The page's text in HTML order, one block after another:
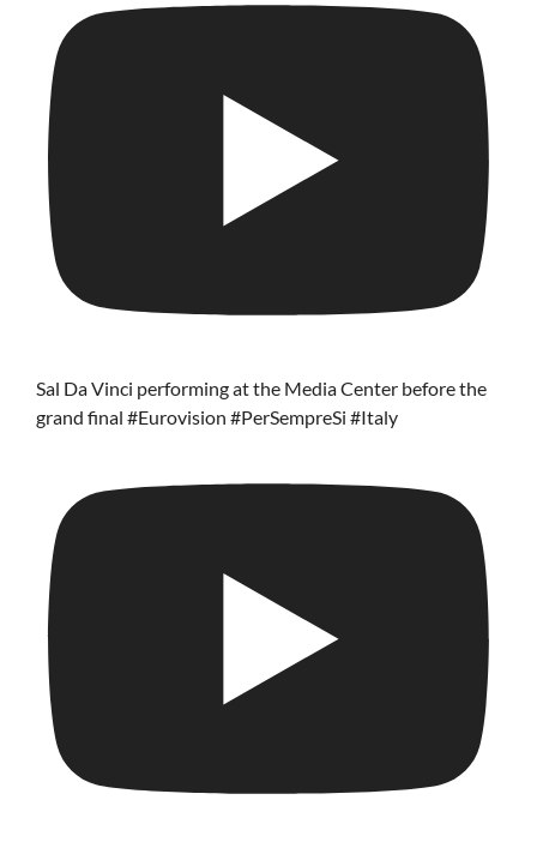
Sal Da Vinci performing at the Media Center before the
grand final #Eurovision #PerSempreSi #Italy